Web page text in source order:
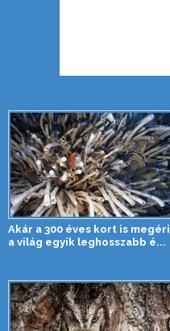
Akár a 300 éves kort is megéri
a világ egyik leghosszabb é...